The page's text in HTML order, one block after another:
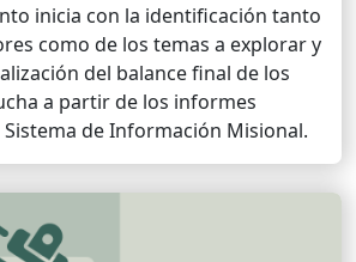
inicia con la identificación tanto
como de los temas a explorar y
del balance final de los
a partir de los informes
de Información Misional.